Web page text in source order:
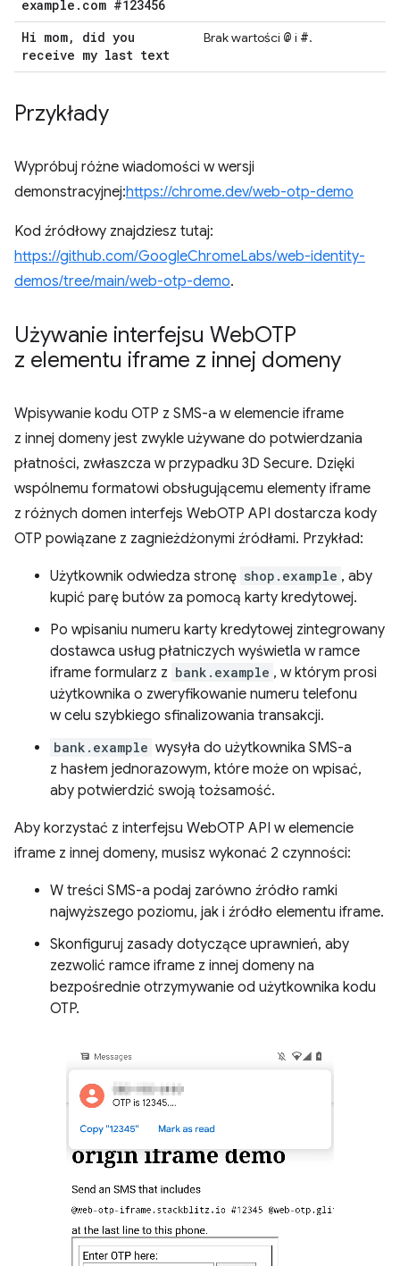
example . com #123456
Hi mom,
did you
receive my last text
Brak wartości @ i #.
Przykłady
Wypróbuj różne wiadomości w wersji
demonstracyjnej:https://chrome.dev/web-otp-demo
Kod źródłowy znajdziesz tutaj:
https://github.com/GoogleChromeLabs/web-identity-
demos/tree/main/web-otp-demo.
Używanie interfejsu WebOTP
z elementu iframe z innej domeny
Wpisywanie kodu OTP z SMS-a w elemencie iframe
z innej domeny jest zwykle używane do potwierdzania
płatności, zwłaszcza w przypadku 3D Secure. Dzięki
wspólnemu formatowi obsługującemu elementy iframe
z różnych domen interfejs WebOTP API dostarcza kody
OTP powiązane z zagnieżdżonymi źródłami. Przykład:
Użytkownik odwiedza stronę shop.example , aby
kupić parę butów za pomocą karty kredytowej.
Po wpisaniu numeru karty kredytowej zintegrowany
dostawca usług płatniczych wyświetla w ramce
iframe formularz z bank.example , w którym prosi
użytkownika o zweryfikowanie numeru telefonu
w celu szybkiego sfinalizowania transakcji.
bank.example wysyła do użytkownika SMS-a
z hasłem jednorazowym, które może on wpisać,
aby potwierdzić swoją tożsamość.
Aby korzystać z interfejsu WebOTP API w elemencie
iframe z innej domeny, musisz wykonać 2 czynności:
W treści SMS-a podaj zarówno źródło ramki
najwyższego poziomu, jak i źródło elementu iframe.
Skonfiguruj zasady dotyczące uprawnień, aby
zezwolić ramce iframe z innej domeny na
bezpośrednie otrzymywanie od użytkownika kodu
OTP.